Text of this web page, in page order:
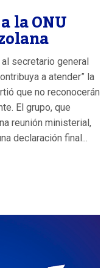
la ONU
secretario general
a atender” la
que no reconocerán
El grupo, que
reunión ministerial,
declaración final...